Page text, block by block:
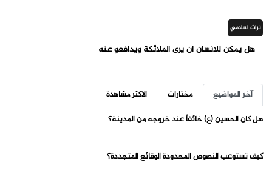
تراث اسلامي
هل يمكن للانسان ان يرى الملائكة ويدافعو عنه
آخر المواضيع مختارات
الاكثر مشاهدة
هل كان الحسين (ع) خائفاً عند خروجه من المدينة؟
كيف تستوعب النصوص المحدودة الوقائع المتجددة؟